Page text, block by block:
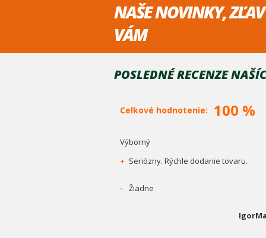
NAŠE NOVINKY,
VÁM
POSLEDNÉ RECENZE
Celkové hodnotenie: 100 %
Výborný
+ Seriózny. Rýchle dodanie tovaru.
- Žiadne